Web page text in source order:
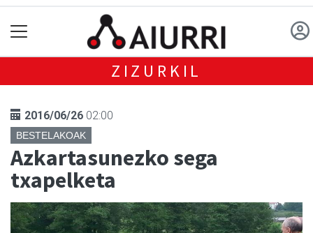
ZIZURKIL
2016/06/26 02:00
BESTELAKOAK
Azkartasunezko sega
txapelketa